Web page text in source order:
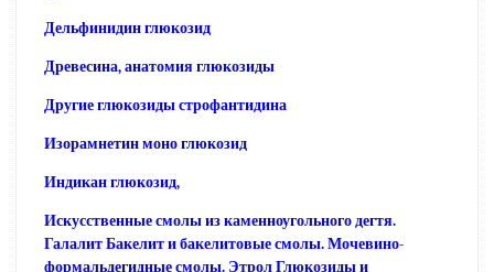
Дельфинидин глюкозид
Древесина, анатомия глюкозиды
Другие глюкозиды строфантидина
Изорамнетин моно глюкозид
Индикан глюкозид,
Искусственные смолы из каменноугольного дегтя.
Галалит Бакелит и бакелитовые смолы. Мочевино-
формальдегидные смолы. Этрол Глюкозиды и